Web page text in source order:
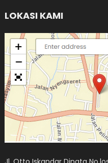
LOKASI KAMI